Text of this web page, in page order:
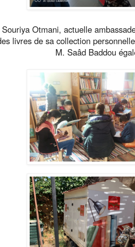
Otmani, actuelle
livres de sa collection
M. Saâd Baddou